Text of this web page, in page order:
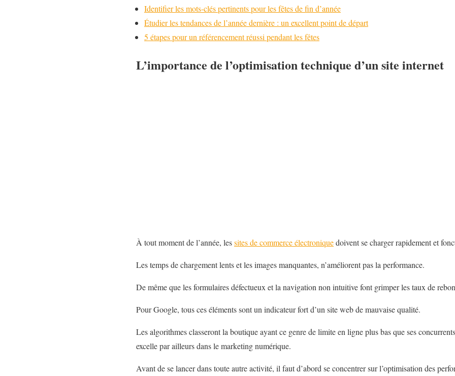
Identifier les mots-clés pertinents pour les fêtes de fin d’année
Étudier les tendances de l’année dernière : un excellent point de départ
5 étapes pour un référencement réussi pendant les fêtes
L’importance de l’optimisation technique d’un site internet
À tout moment de l’année, lessites de commerce électroniquedoivent se charger rapidement et
Les temps de chargement lents et les images manquantes, n’améliorent pas la performance.
De même que les formulaires défectueux et la navigation non intuitive font grimper les taux de
Pour Google, tous ces éléments sont un indicateur fort d’un site web de mauvaise qualité.
Les algorithmes classeront la boutique ayant ce genre de limite en ligne plus bas que ses
excelle par ailleurs dans le marketing numérique.
Avant de se lancer dans toute autre activité, il faut d’abord se concentrer sur l’optimisation des